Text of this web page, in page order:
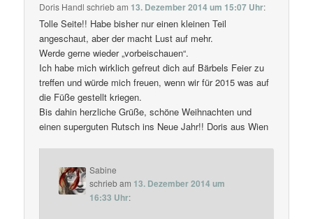
Doris Handl schriebam 13. Dezember 2014 um 15:07 Uhr:
Tolle Seite!! Habe bisher nur einen kleinen Teil
angeschaut, aber der macht Lust auf mehr.
Werde gerne wieder „vorbeischauen“.
Ich habe mich wirklich gefreut dich auf Bärbels Feier zu
treffen und würde mich freuen, wenn wir für 2015 was auf
die Füße gestellt kriegen.
Bis dahin herzliche Grüße, schöne Weihnachten und
einen superguten Rutsch ins Neue Jahr!! Doris aus Wien
Sabine
schriebam 13. Dezember 2014 um
16:33 Uhr: